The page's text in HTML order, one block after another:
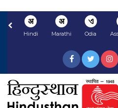
अ
Hindi
अ
Marathi
ଏ
Odia